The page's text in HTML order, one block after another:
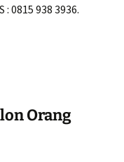
0815 938 3936.
Orang